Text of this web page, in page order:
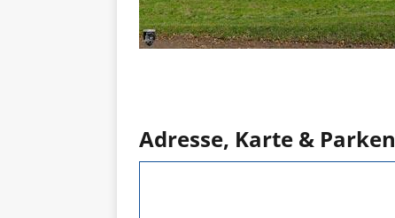
Adresse, Karte & Parken